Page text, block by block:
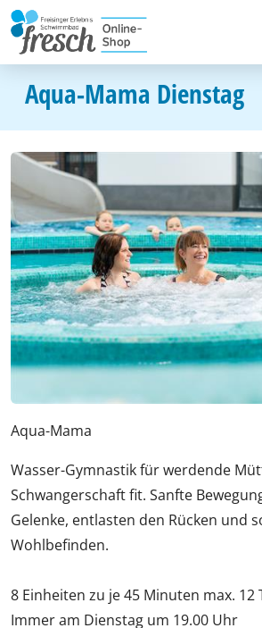
Aqua-Mama Dienstag
Aqua-Mama
Wasser-Gymnastik für werdende
Schwangerschaft fit. Sanfte
Gelenke, entlasten den Rücken und
Wohlbefinden.
8 Einheiten zu je 45 Minuten max. 12
Immer am Dienstag um 19.00 Uhr